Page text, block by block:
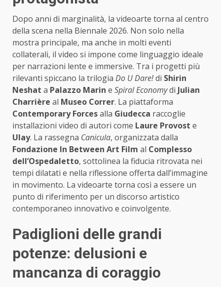
Dopo anni di marginalità, la videoarte torna al centro
della scena nella Biennale 2026. Non solo nella
mostra principale, ma anche in molti eventi
collaterali, il video si impone come linguaggio ideale
per narrazioni lente e immersive. Tra i progetti più
rilevanti spiccano la trilogia Do U Dare!di Shirin
Neshat a Palazzo Marin e Spiral Economydi Julian
Charrière al Museo Correr. La piattaforma
Contemporary Forcesalla Giudecca raccoglie
installazioni video di autori come Laure Provost e
Ulay. La rassegna Canicula, organizzata dalla
Fondazione In Between Art Film al Complesso
dell’Ospedaletto, sottolinea la fiducia ritrovata nei
tempi dilatati e nella riflessione offerta dall’immagine
in movimento. La videoarte torna così a essere un
punto di riferimento per un discorso artistico
contemporaneo innovativo e coinvolgente.
Padiglioni delle grandi
potenze: delusioni e
mancanza di coraggio